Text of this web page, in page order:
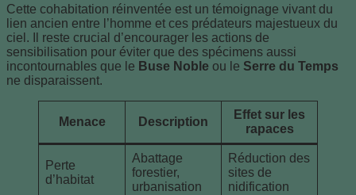
Cette cohabitation réinventée est un témoignage vivant du
lien ancien entre l’homme et ces prédateurs majestueux du
ciel. Il reste crucial d’encourager les actions de
sensibilisation pour éviter que des spécimens aussi
incontournables que le Buse Noble ou le Serre du Temps
ne disparaissent.
Menace Description
Effet sur les
rapaces
Perte
d’habitat
Abattage
forestier,
urbanisation
Réduction des
sites de
nidification